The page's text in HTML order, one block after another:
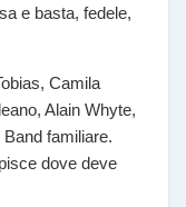
e basta, fedele,
Camila
Alain Whyte,
familiare.
dove deve